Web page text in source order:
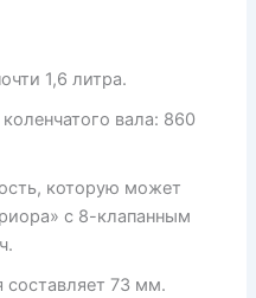
1,6 литра.
вала: 860
которую может
с 8-клапанным
73 мм.